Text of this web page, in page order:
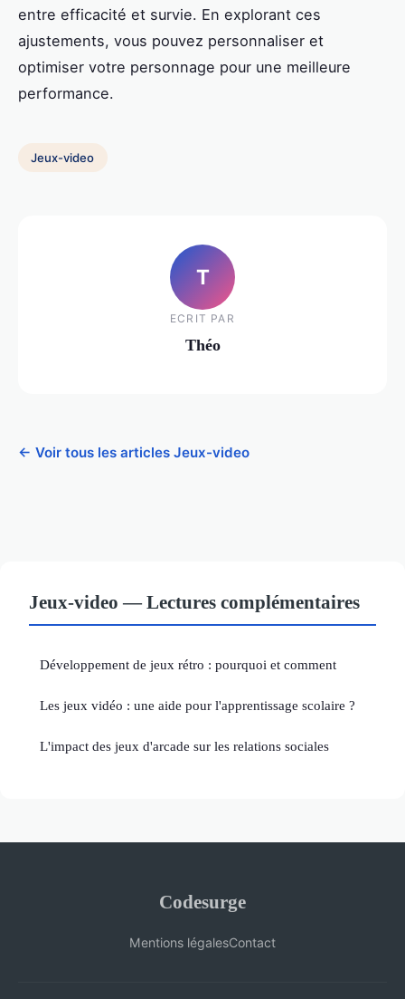
entre efficacité et survie. En explorant ces
ajustements, vous pouvez personnaliser et
optimiser votre personnage pour une meilleure
performance.
Jeux-video
T
ECRIT PAR
Théo
← Voir tous les articles Jeux-video
Jeux-video — Lectures complémentaires
Développement de jeux rétro : pourquoi et comment
Les jeux vidéo : une aide pour l'apprentissage scolaire ?
L'impact des jeux d'arcade sur les relations sociales
Codesurge
Mentions légalesContact